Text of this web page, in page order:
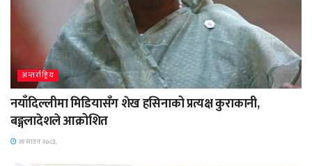
अन्तर्राष्ट्रिय
नयाँदिल्लीमा मिडियासँग शेख हसिनाको प्रत्यक्ष कुराकानी,
बङ्गलादेशले आक्रोशित
२१ साउन २०८३,